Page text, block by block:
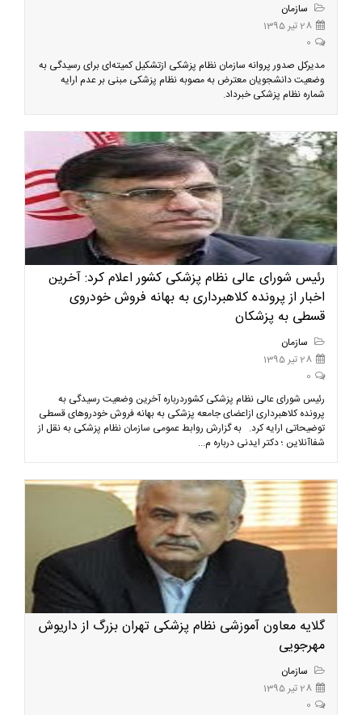
سازمان
28 تیر 1395
0
مدیرکل صدور پروانه سازمان نظام پزشکی ازتشکیل کمیته‌ای برای رسیدگی به
وضعیت دانشجویان معترض به مصوبه نظام پزشکی مبنی بر عدم ارایه
شماره نظام پزشکی خبرداد.
رئیس شورای عالی نظام پزشکی کشور اعلام کرد: آخرین
اخبار از پرونده کلاهبرداری به بهانه فروش خودروی
قسطی به پزشکان
سازمان
28 تیر 1395
0
رئیس شورای عالی نظام پزشکی کشوردرباره آخرین وضعیت رسیدگی به
پرونده کلاهبرداری ازاعضای جامعه پزشکی به بهانه فروش خودروهای قسطی
توضیحاتی ارایه کرد. به گزارش روابط عمومی سازمان نظام پزشکی به نقل از
شفاآنلاین ؛ دکتر ایدنی درباره م...
گلایه معاون آموزشی نظام پزشکی تهران بزرگ از داریوش
مهرجویی
سازمان
28 تیر 1395
0